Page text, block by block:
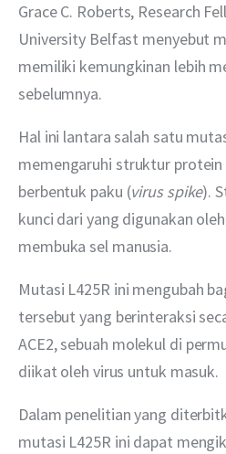
Grace C. Roberts, Research
University Belfast menyebut
memiliki kemungkinan lebih
sebelumnya.
Hal ini lantara salah satu
memengaruhi struktur protein
berbentuk paku (virus spike).
kunci dari yang digunakan
membuka sel manusia.
Mutasi L425R ini mengubah
tersebut yang berinteraksi
ACE2, sebuah molekul di
diikat oleh virus untuk masuk.
Dalam penelitian yang
mutasi L425R ini dapat